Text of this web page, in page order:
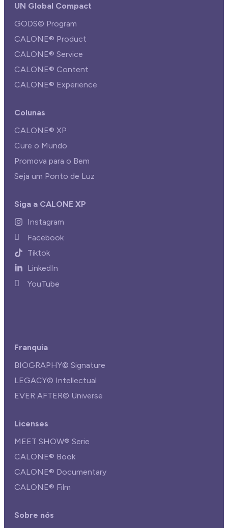
UN Global Compact
GODS© Program
CALONE® Product
CALONE® Service
CALONE® Content
CALONE® Experience
Colunas
CALONE® XP
Cure o Mundo
Promova para o Bem
Seja um Ponto de Luz
Siga a CALONE XP
Instagram
Facebook
Tiktok
LinkedIn
YouTube
Franquia
BIOGRAPHY© Signature
LEGACY© Intellectual
EVER AFTER© Universe
Licenses
MEET SHOW® Serie
CALONE® Book
CALONE® Documentary
CALONE® Film
Sobre nós